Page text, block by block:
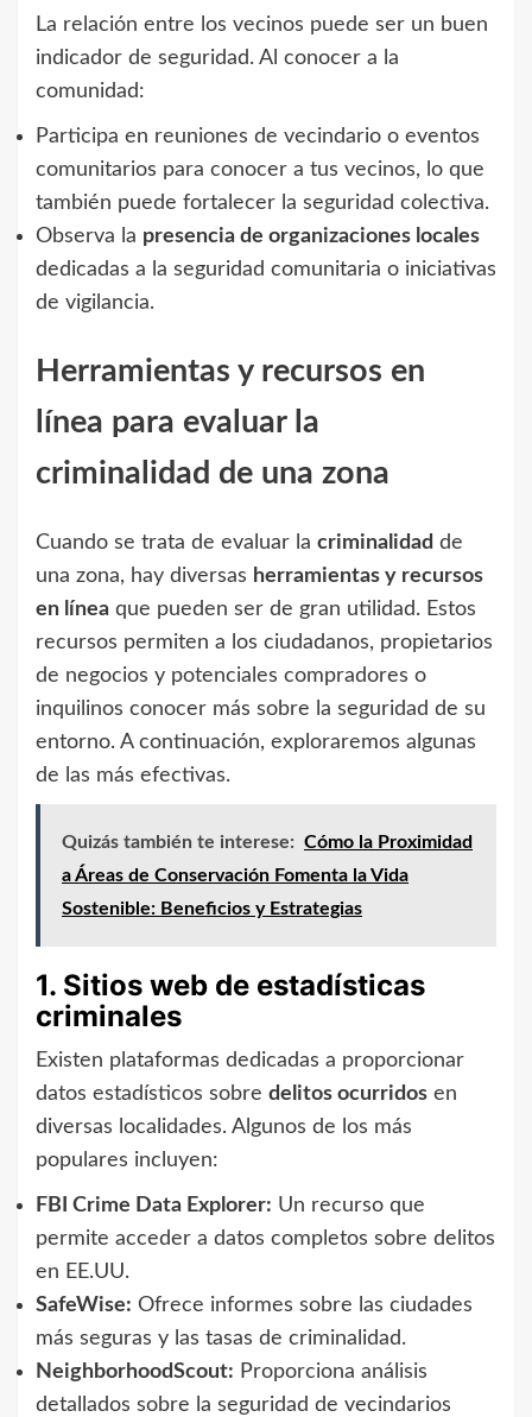
La relación entre los vecinos puede ser un buen
indicador de seguridad. Al conocer a la
comunidad:
Participa en reuniones de vecindario o eventos
comunitarios para conocer a tus vecinos, lo que
también puede fortalecer la seguridad colectiva.
Observa la presencia de organizaciones locales
dedicadas a la seguridad comunitaria o iniciativas
de vigilancia.
Herramientas y recursos en
línea para evaluar la
criminalidad de una zona
Cuando se trata de evaluar la criminalidad de
una zona, hay diversas herramientas y recursos
en línea que pueden ser de gran utilidad. Estos
recursos permiten a los ciudadanos, propietarios
de negocios y potenciales compradores o
inquilinos conocer más sobre la seguridad de su
entorno. A continuación, exploraremos algunas
de las más efectivas.
Quizás también te interese: Cómo la Proximidad
a Áreas de Conservación Fomenta la Vida
Sostenible: Beneficios y Estrategias
1. Sitios web de estadísticas
criminales
Existen plataformas dedicadas a proporcionar
datos estadísticos sobre delitos ocurridos en
diversas localidades. Algunos de los más
populares incluyen:
FBI Crime Data Explorer: Un recurso que
permite acceder a datos completos sobre delitos
en EE.UU.
SafeWise: Ofrece informes sobre las ciudades
más seguras y las tasas de criminalidad.
NeighborhoodScout: Proporciona análisis
detallados sobre la seguridad de vecindarios